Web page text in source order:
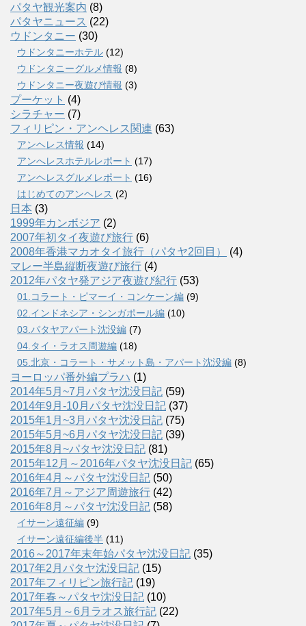
パタヤ観光案内 (8)
パタヤニュース (22)
ウドンタニー (30)
ウドンタニーホテル (12)
ウドンタニーグルメ情報 (8)
ウドンタニー夜遊び情報 (3)
プーケット (4)
シラチャー (7)
フィリピン・アンヘレス関連 (63)
アンヘレス情報 (14)
アンへレスホテルレポート (17)
アンヘレスグルメレポート (16)
はじめてのアンヘレス (2)
日本 (3)
1999年カンボジア (2)
2007年初タイ夜遊び旅行 (6)
2008年香港マカオタイ旅行（パタヤ2回目）
(4)
マレー半島縦断夜遊び旅行 (4)
2012年パタヤ発アジア夜遊び紀行 (53)
01.コラート・ピマーイ・コンケーン編 (9)
02.インドネシア・シンガポール編 (10)
03.パタヤアパート沈没編 (7)
04.タイ・ラオス周遊編 (18)
05.北京・コラート・サメット島・アパート沈没編 (8)
ヨーロッパ番外編プラハ (1)
2014年5月~7月パタヤ沈没日記 (59)
2014年9月-10月パタヤ沈没日記 (37)
2015年1月~3月パタヤ沈没日記 (75)
2015年5月~6月パタヤ沈没日記 (39)
2015年8月~パタヤ沈没日記 (81)
2015年12月～2016年パタヤ沈没日記 (65)
2016年4月～パタヤ沈没日記 (50)
2016年7月～アジア周遊旅行 (42)
2016年8月～パタヤ沈没日記 (58)
イサーン遠征編 (9)
イサーン遠征編後半 (11)
2016～2017年末年始パタヤ沈没日記 (35)
2017年2月パタヤ沈没日記 (15)
2017年フィリピン旅行記 (19)
2017年春～パタヤ沈没日記 (10)
2017年5月～6月ラオス旅行記 (22)